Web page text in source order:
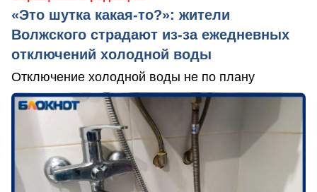
«Это шутка какая-то?»: жители
Волжского страдают из‑за ежедневных
отключений холодной воды
Отключение холодной воды не по плану